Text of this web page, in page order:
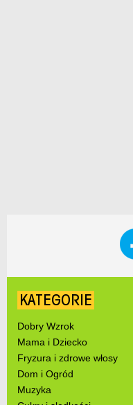
KATEGORIE
Dobry Wzrok
Mama i Dziecko
Fryzura i zdrowe włosy
Dom i Ogród
Muzyka